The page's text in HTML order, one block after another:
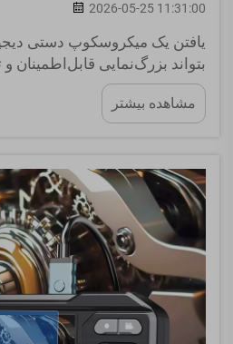
2026-05-25 11:31:00
یافتن یک میکروسکوپ دستی
بتواند بزرگ‌نمایی قابل‌اطمینان
دهد، در بازار رقابتی امروز
پژوهشگران، دانشجویان،
نظر بودجه حساس هستند، به‌طور
مشاهده بیشتر